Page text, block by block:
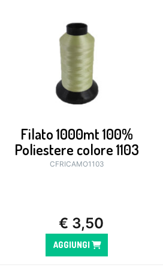
Filato 1000mt 100%
Poliestere colore 1103
CFRICAMO1103
€ 3,50
AGGIUNGI